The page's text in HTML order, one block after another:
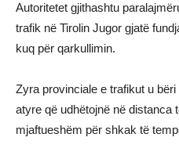
Autoritetet gjithashtu
trafik në Tirolin Jugor gjatë
kuq për qarkullimin.
Zyra provinciale e trafikut u
atyre që udhëtojnë në distanca
mjaftueshëm për shkak të